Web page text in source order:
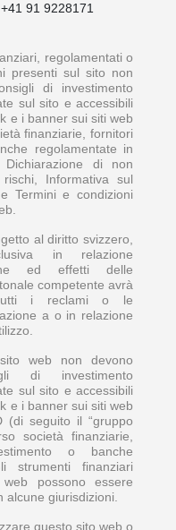
+41 91 9228171
regolamentati o
presenti sul sito non
di investimento
sul sito e accessibili
e i banner sui siti web
finanziarie, fornitori
regolamentate in
di non
Informativa sul
Termini e condizioni
al diritto svizzero,
in relazione
ed effetti delle
competente avrà
tutti i reclami o le
a o in relazione
web non devono
di investimento
sul sito e accessibili
e i banner sui siti web
(di seguito il “gruppo
società finanziarie,
o banche
strumenti finanziari
possono essere
giurisdizioni.
questo sito web o